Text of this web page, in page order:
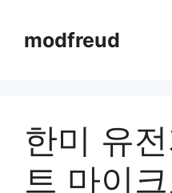
contentmodfreud
한미 유
트 마이